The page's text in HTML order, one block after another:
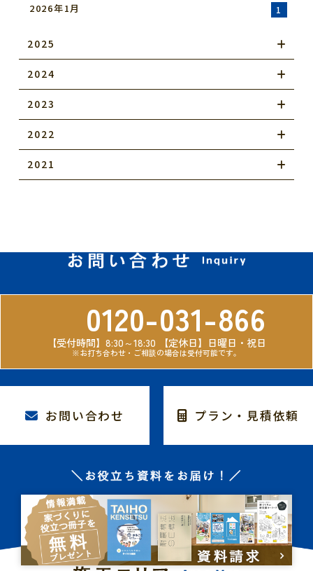
2026年1月 1
2025
2024
2023
2022
2021
0120-031-866
【受付時間】8:30～18:30 【定休日】日曜日・祝日
※お打ち合わせ・ご相談の場合は受付可能です。
お問い合わせ プラン・見積依頼